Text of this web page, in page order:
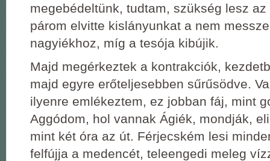
megebédeltünk, tudtam, szükség lesz
párom elvitte kislányunkat a nem
nagyiékhoz, míg a tesója kibújik.
Majd megérkeztek a kontrakciók,
majd egyre erőteljesebben sűrűsödve.
ilyenre emlékeztem, ez jobban fáj, mint
Aggódom, hol vannak Ágiék, mondják,
mint két óra az út. Férjecském lesi
felfújja a medencét, teleengedi meleg